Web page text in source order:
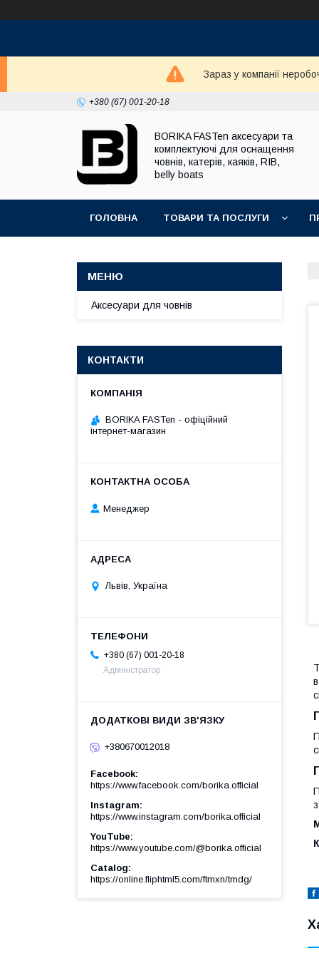
Зараз у компанії
+380 (67) 001-20-18
BORIKA FASTen аксесуари та
комплектуючі для оснащення
човнів, катерів, каяків, RIB,
belly boats
ГОЛОВНА ТОВАРИ ТА ПОСЛУГИ
Аксесуари для човнів
КОНТАКТИ
BORIKA FASTen - офіційний
інтернет-магазин
Менеджер
Львів, Україна
+380 (67) 001-20-18
Адміністратор
+380670012018
Facebook
https://www.facebook.com/borika.official
Instagram
https://www.instagram.com/borika.official
YouTube
https://www.youtube.com/@borika.official
Catalog
https://online.fliphtml5.com/ftmxn/tmdg/